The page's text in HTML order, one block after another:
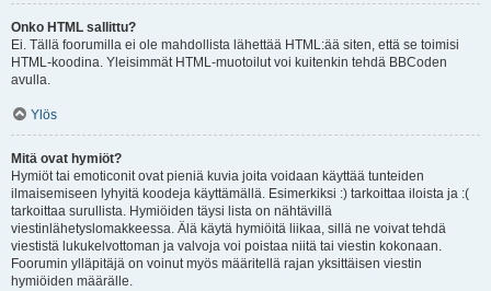
Onko HTML sallittu?
Ei. Tällä foorumilla ei ole mahdollista lähettää HTML:ää siten, että se toimisi
HTML-koodina. Yleisimmät HTML-muotoilut voi kuitenkin tehdä BBCoden
avulla.
Ylös
Mitä ovat hymiöt?
Hymiöt tai emoticonit ovat pieniä kuvia joita voidaan käyttää tunteiden
ilmaisemiseen lyhyitä koodeja käyttämällä. Esimerkiksi :) tarkoittaa iloista ja :(
tarkoittaa surullista. Hymiöiden täysi lista on nähtävillä
viestinlähetyslomakkeessa. Älä käytä hymiöitä liikaa, sillä ne voivat tehdä
viestistä lukukelvottoman ja valvoja voi poistaa niitä tai viestin kokonaan.
Foorumin ylläpitäjä on voinut myös määritellä rajan yksittäisen viestin
hymiöiden määrälle.